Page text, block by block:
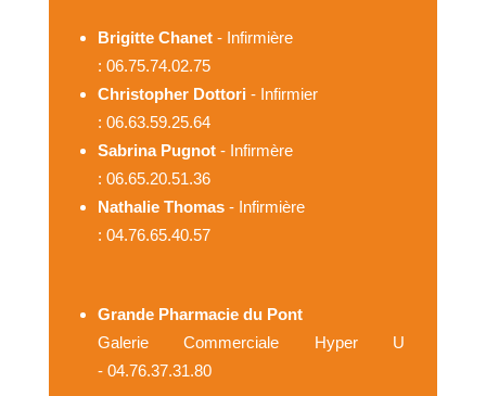
Brigitte Chanet- Infirmière
: 06.75.74.02.75
Christopher Dottori- Infirmier
: 06.63.59.25.64
Sabrina Pugnot- Infirmère
: 06.65.20.51.36
Nathalie Thomas- Infirmière
: 04.76.65.40.57
Grande Pharmacie du Pont
Galerie Commerciale Hyper U
- 04.76.37.31.80